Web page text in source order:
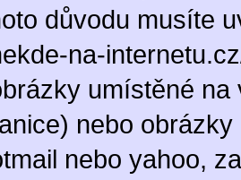
důvodu musíte
na-
umístěné
nebo
nebo yahoo,